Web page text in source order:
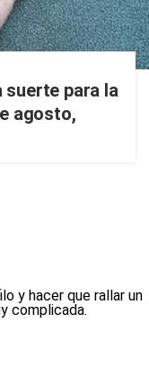
suerte para la
agosto,